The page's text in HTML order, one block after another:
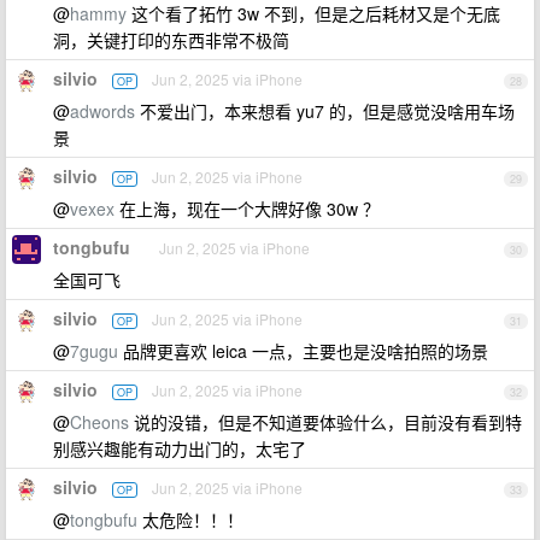
@hammy 这个看了拓竹 3w 不到，但是之后耗材又是个无底
洞，关键打印的东西非常不极简
28
silvio OP Jun 2, 2025 via iPhone
@adwords 不爱出门，本来想看 yu7 的，但是感觉没啥用车场
景
29
silvio OP Jun 2, 2025 via iPhone
@vexex 在上海，现在一个大牌好像 30w ？
30
tongbufu Jun 2, 2025 via iPhone
全国可飞
31
silvio OP Jun 2, 2025 via iPhone
@7gugu 品牌更喜欢 leica 一点，主要也是没啥拍照的场景
32
silvio OP Jun 2, 2025 via iPhone
@Cheons 说的没错，但是不知道要体验什么，目前没有看到特
别感兴趣能有动力出门的，太宅了
33
silvio OP Jun 2, 2025 via iPhone
@tongbufu 太危险！！！